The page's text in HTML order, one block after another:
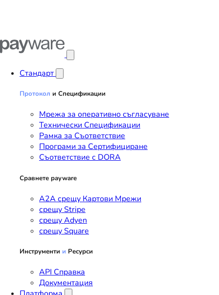
Стандарт
Протокол и Спецификации
Мрежа за оперативно съгласуване
Технически Спецификации
Рамка за Съответствие
Програми за Сертифициране
Съответствие с DORA
Сравнете payware
A2A срещу Картови Мрежи
срещу Stripe
срещу Adyen
срещу Square
Инструменти и Ресурси
API Справка
Документация